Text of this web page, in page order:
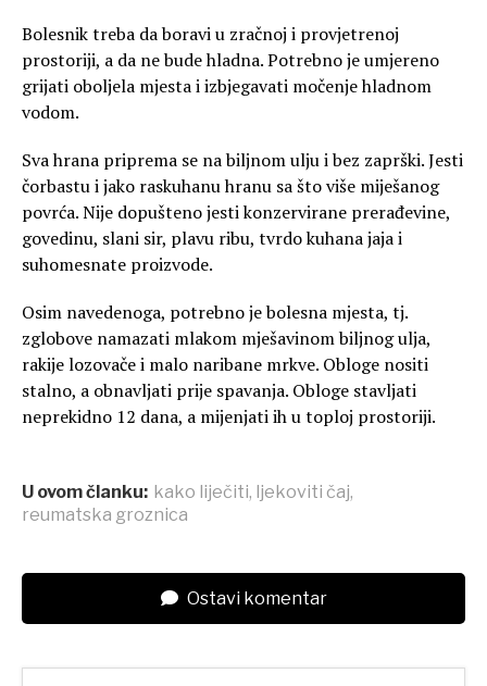
Bolesnik treba da boravi u zračnoj i provjetrenoj
prostoriji, a da ne bude hladna. Potrebno je umjereno
grijati oboljela mjesta i izbjegavati močenje hladnom
vodom.
Sva hrana priprema se na biljnom ulju i bez zaprški. Jesti
čorbastu i jako raskuhanu hranu sa što više miješanog
povrća. Nije dopušteno jesti konzervirane prerađevine,
govedinu, slani sir, plavu ribu, tvrdo kuhana jaja i
suhomesnate proizvode.
Osim navedenoga, potrebno je bolesna mjesta, tj.
zglobove namazati mlakom mješavinom biljnog ulja,
rakije lozovače i malo naribane mrkve. Obloge nositi
stalno, a obnavljati prije spavanja. Obloge stavljati
neprekidno 12 dana, a mijenjati ih u toploj prostoriji.
U ovom članku: kako liječiti, ljekoviti čaj,
reumatska groznica
Ostavi komentar